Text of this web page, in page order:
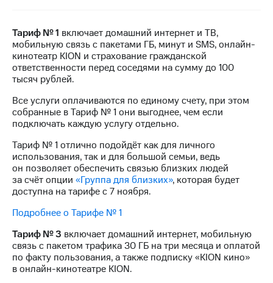
SIM-
карту
Оформить
eSIM
SIM-
карта
для
иностранцев
Оформить
чистый
номер
красивый
Заменить
SIM-
карту
при
оплате
с карты
МТС
Деньги
Выберите
и подключите
ТВ
с выгодным
тарифом
Тарифы
Интернет,
ТВ и телефон
Услуги
Тариф № 1 включает домашний интернет и ТВ,
мобильную связь с пакетами ГБ, минут и SMS, онлайн-
кинотеатр KION и страхование гражданской
ответственности перед соседями на сумму до 100
тысяч рублей.
Все услуги оплачиваются по единому счету, при этом
собранные в Тариф № 1 они выгоднее, чем если
подключать каждую услугу отдельно.
Тариф № 1 отлично подойдёт как для личного
использования, так и для большой семьи, ведь
он позволяет обеспечить связью близких людей
за счёт опции «Группа для близких», которая будет
доступна на тарифе с 7 ноября.
Подробнее о Тарифе № 1
Тариф № 3 включает домашний интернет, мобильную
связь с пакетом трафика 30 ГБ на три месяца и оплатой
по факту пользования, а также подписку «KION кино»
в онлайн-кинотеатре KION.